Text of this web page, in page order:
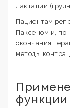
лактации
Пациентам
Паксеном и, по
окончания
методы